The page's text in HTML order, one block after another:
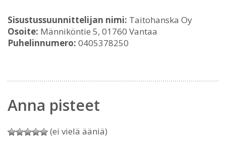
Sisustussuunnittelijan nimi: Taitohanska Oy
Osoite: Männiköntie 5, 01760 Vantaa
Puhelinnumero: 0405378250
Anna pisteet
(ei vielä ääniä)